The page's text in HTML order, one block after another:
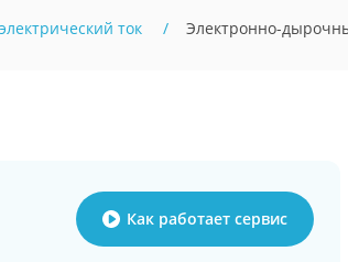
ток Электронно-
Как работает сервис